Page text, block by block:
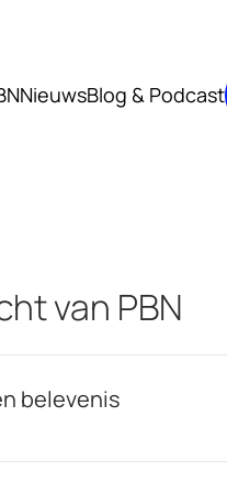
NieuwsBlog & Podcast
van PBN
belevenis